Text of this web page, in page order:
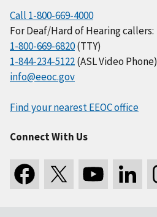
Call 1-800-669-4000
For Deaf/Hard of Hearing callers:
1-800-669-6820(TTY)
1-844-234-5122(ASL Video Phone)
info@eeoc.gov
Find your nearest EEOC office
Connect With Us